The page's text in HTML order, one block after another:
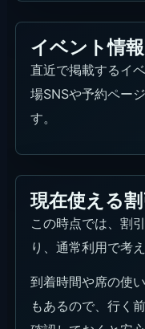
イベント情報
直近で掲載するイ
場SNSや予約ペー
す。
現在使える
この時点では、割
り、通常利用で考
到着時間や席の使
もあるので、行く